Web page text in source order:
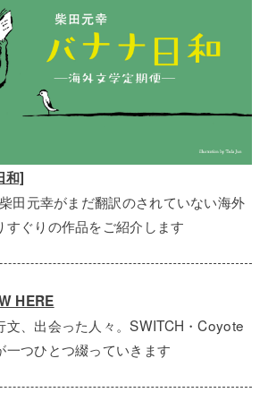
和]
田元幸がまだ翻訳のされていない海外
すぐりの作品をご紹介します
HERE
文、出会った人々。SWITCH・Coyote
つひとつ綴っていきます